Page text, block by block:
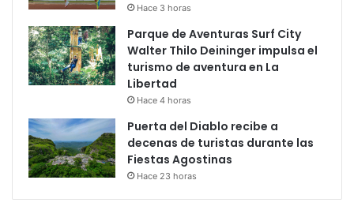
Hace 3 horas
Parque de Aventuras Surf City
Walter Thilo Deininger impulsa el
turismo de aventura en La
Libertad
Hace 4 horas
Puerta del Diablo recibe a
decenas de turistas durante las
Fiestas Agostinas
Hace 23 horas